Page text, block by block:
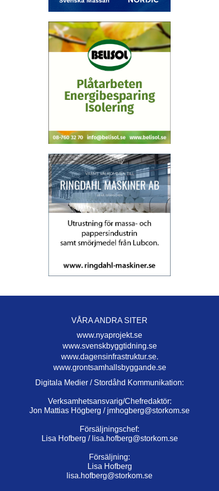
VÅRA ANDRA SITER
www.nyaprojekt.se
www.svenskbyggtidning.se
www.dagensinfrastruktur.se.
www.grontsamhallsbyggande.se
Digitala Medier / Stordåhd Kommunikation:
Verksamhetsansvarig/Chefredaktör:
Jon Mattias Högberg / jmhogberg@storkom.se
Försäljningschef:
Lisa Hofberg / lisa.hofberg@storkom.se
Försäljning:
Lisa Hofberg
lisa.hofberg@storkom.se